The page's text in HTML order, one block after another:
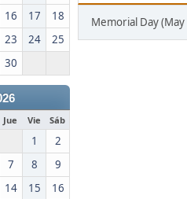
16 17
18
23 24
25
30
Jue Vie Sáb
1
2
7 8
9
14 15
16
Memorial Day (May